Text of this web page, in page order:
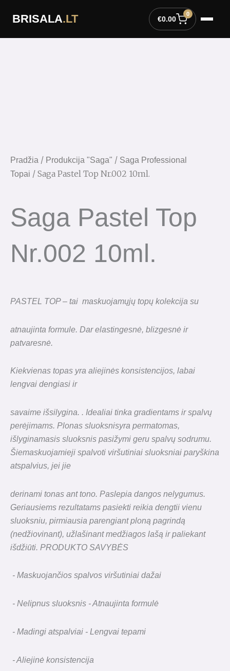
BRISALA.LT €0.00
0
Pradžia / Produkcija "Saga" / Saga Professional
Topai / Saga Pastel Top Nr.002 10ml.
Saga Pastel Top
Nr.002 10ml.
PASTEL TOP – tai maskuojamųjų topų kolekcija su
atnaujinta formule. Dar elastingesnė, blizgesnė ir
patvaresnė.
Kiekvienas topas yra aliejinės konsistencijos, labai
lengvai dengiasi ir
savaime išsilygina. . Idealiai tinka gradientams ir spalvų
perėjimams. Plonas sluoksnisyra permatomas,
išlyginamasis sluoksnis pasižymi geru spalvų sodrumu.
Šiemaskuojamieji spalvoti viršutiniai sluoksniai paryškina
atspalvius, jei jie
derinami tonas ant tono. Paslepia dangos nelygumus.
Geriausiems rezultatams pasiekti reikia dengtii vienu
sluoksniu, pirmiausia parengiant ploną pagrindą
(nedžiovinant), užlašinant medžiagos lašą ir paliekant
išdžiūti. PRODUKTO SAVYBĖS
- Maskuojančios spalvos viršutiniai dažai
- Nelipnus sluoksnis - Atnaujinta formulė
- Madingi atspalviai - Lengvai tepami
- Aliejinė konsistencija